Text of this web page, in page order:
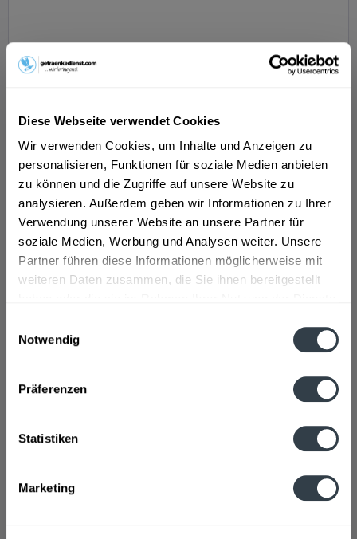
Diese Webseite verwendet Cookies
Wir verwenden Cookies, um Inhalte und Anzeigen zu
personalisieren, Funktionen für soziale Medien anbieten
zu können und die Zugriffe auf unsere Website zu
analysieren. Außerdem geben wir Informationen zu Ihrer
Verwendung unserer Website an unsere Partner für
soziale Medien, Werbung und Analysen weiter. Unsere
Partner führen diese Informationen möglicherweise mit
weiteren Daten zusammen, die Sie ihnen bereitgestellt
Notwendig
Präferenzen
Statistiken
Marketing
In den Warenkorb